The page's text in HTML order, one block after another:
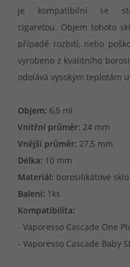
je kompatibilní se
cigaretou. Objem tohoto
případě rozbití, nebo
vyrobeno z kvalitního
odolává vysokým teplotám
Objem: 6,5 ml
Vnitřní průměr: 24 mm
Vnější průměr: 27,5 mm
Délka: 10 mm
Materiál: borosilikátové
Balení: 1ks
Kompatibilita:
- Vaporesso Cascade One
- Vaporesso Cascade Baby